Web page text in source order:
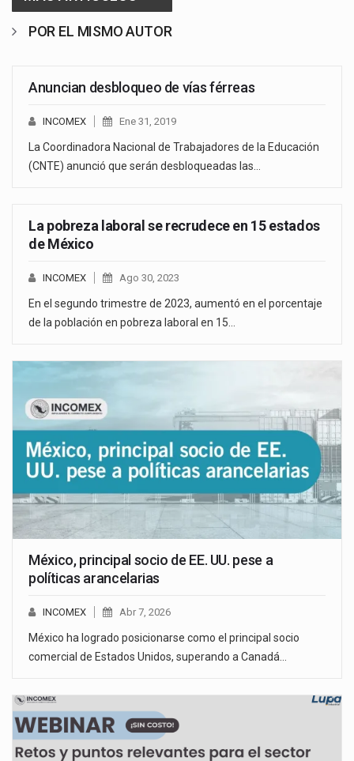
POR EL MISMO AUTOR
Anuncian desbloqueo de vías férreas
INCOMEX Ene 31, 2019
La Coordinadora Nacional de Trabajadores de la Educación
(CNTE) anunció que serán desbloqueadas las…
La pobreza laboral se recrudece en 15 estados
de México
INCOMEX Ago 30, 2023
En el segundo trimestre de 2023, aumentó en el porcentaje
de la población en pobreza laboral en 15…
México, principal socio de EE. UU. pese a
políticas arancelarias
INCOMEX Abr 7, 2026
México ha logrado posicionarse como el principal socio
comercial de Estados Unidos, superando a Canadá…